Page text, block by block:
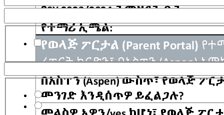
AUP checkbox
Reliable Internet